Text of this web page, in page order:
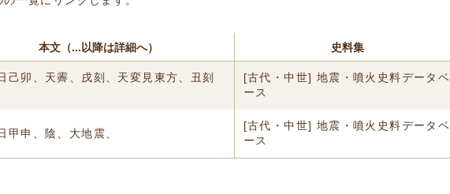
本文（...以降は詳細へ） 史料集
己卯、天霽、戌刻、天変見東方、丑刻
[古代・中世] 地震・噴火史料データベ
ース
甲申、陰、大地震、
[古代・中世] 地震・噴火史料データベ
ース